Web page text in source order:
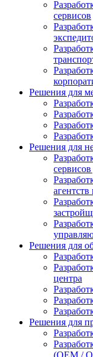
сервисов
Решения для
Решения для
Решения для
центра
Решения для
(OEM /